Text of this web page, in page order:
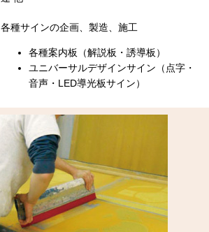
各種サインの企画、製造、施工
各種案内板（解説板・誘導板）
ユニバーサルデザインサイン（点字・
音声・LED導光板サイン）